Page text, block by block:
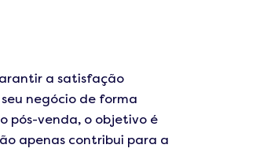
a satisfação
negócio de forma
pós-venda, o objetivo é
apenas contribui para a